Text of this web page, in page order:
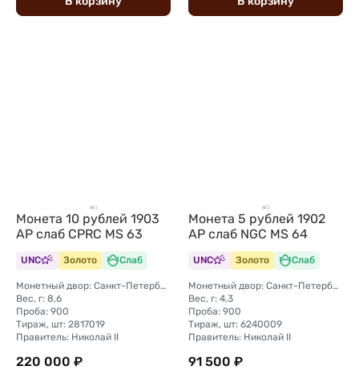
Монета 10 рублей 1903
АР слаб CPRC MS 63
UNC Золото Слаб
Монетный двор: Санкт-Петербургский монетный двор
Вес, г: 8,6
Проба: 900
Тираж, шт: 2817019
Правитель: Николай II
220 000 ₽
Монета 5 рублей 1902
АР слаб NGC MS 64
UNC Золото Слаб
Монетный двор: Санкт-Петербургский монетный двор
Вес, г: 4,3
Проба: 900
Тираж, шт: 6240009
Правитель: Николай II
91 500 ₽